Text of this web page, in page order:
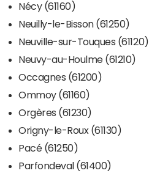
Nécy (61160)
Neuilly-le-Bisson (61250)
Neuville-sur-Touques (61120)
Neuvy-au-Houlme (61210)
Occagnes (61200)
Ommoy (61160)
Orgères (61230)
Origny-le-Roux (61130)
Pacé (61250)
Parfondeval (61400)